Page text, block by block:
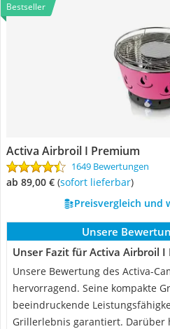
Bestseller
Activa Airbroil I Premium
1649 Bewertungen
ab 89,00 € ( Sofort lieferbar)
Preisvergleich und
Unsere
Unser Fazit für Activa Airbroil I
Unsere Bewertung des Activa-
hervorragend. Seine kompakte
beeindruckende
Grillerlebnis garantiert. Darüber